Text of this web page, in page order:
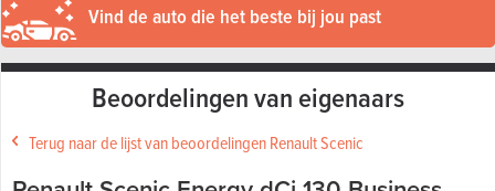
Vind de auto die het beste bij jou past
Beoordelingen van eigenaars
Terug naar de lijst van beoordelingen Renault Scenic